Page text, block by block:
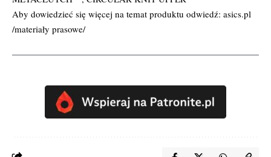
Aby dowiedzieć się więcej na temat produktu odwiedź: asics.pl
/materiały prasowe/